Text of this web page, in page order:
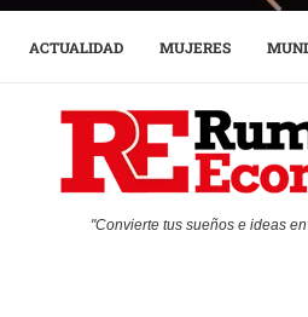
ACTUALIDAD MUJERES
"Convierte tus sueños e ideas